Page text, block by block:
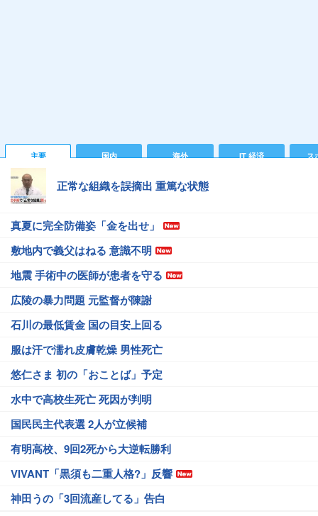
主要 国内 海外 IT 経済 ス
正常な組織を誤摘出 重篤な状態
真夏に完全防備姿「金を出せ」
敷地内で義父はねる 意識不明
地震 手術中の医師が患者を守る
広陵の暴力問題 元監督が陳謝
石川の最低賃金 国の目安上回る
服は汗で濡れ皮膚乾燥 男性死亡
悠仁さま 初の「おことば」予定
水中で高校生死亡 死因が判明
国民民主代表選 2人が立候補
有明高校、9回2死から大逆転勝利
VIVANT「黒須も二重人格?」反響
神田うの「3回流産してる」告白